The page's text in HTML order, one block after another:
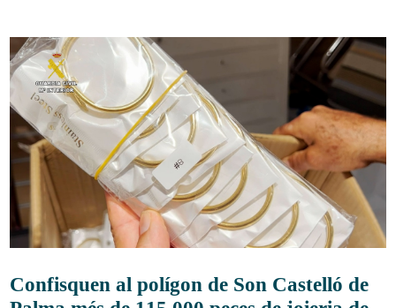
Confisquen al polígon de Son Castelló de